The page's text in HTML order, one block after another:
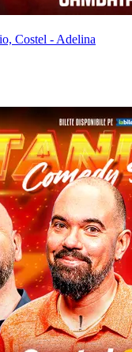
Costel - Adelina